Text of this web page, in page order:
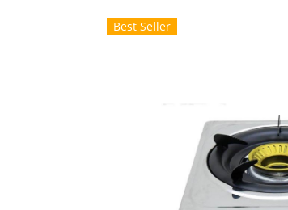
Best Seller